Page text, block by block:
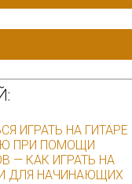
ИГРАТЬ НА ГИТАРЕ
ПРИ ПОМОЩИ
— КАК ИГРАТЬ НА
ДЛЯ НАЧИНАЮЩИХ